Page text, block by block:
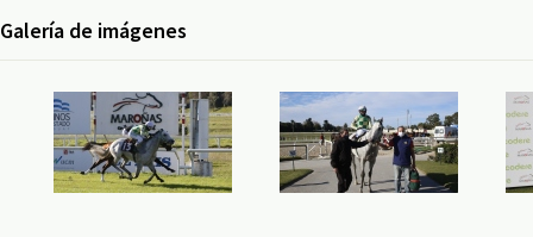
Galería de imágenes